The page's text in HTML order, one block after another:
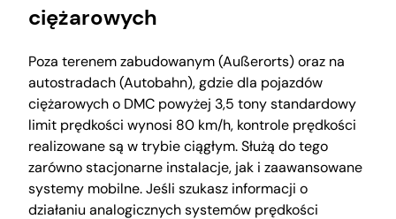
ciężarowych
Poza terenem zabudowanym (Außerorts) oraz na
autostradach (Autobahn), gdzie dla pojazdów
ciężarowych o DMC powyżej 3,5 tony standardowy
limit prędkości wynosi 80 km/h, kontrole prędkości
realizowane są w trybie ciągłym. Służą do tego
zarówno stacjonarne instalacje, jak i zaawansowane
systemy mobilne. Jeśli szukasz informacji o
działaniu analogicznych systemów prędkości